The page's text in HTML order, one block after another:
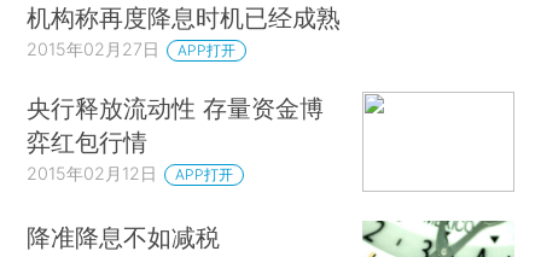
机构称再度降息时机已经成熟
2015年02月27日 APP打开
央行释放流动性 存量资金博
弈红包行情
2015年02月12日 APP打开
降准降息不如减税